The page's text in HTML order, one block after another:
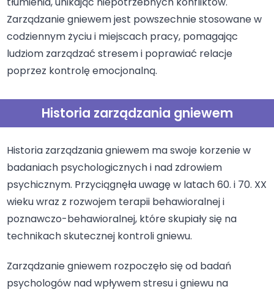
Zarządzanie gniewem jest powszechnie stosowane w
codziennym życiu i miejscach pracy, pomagając
ludziom zarządzać stresem i poprawiać relacje
poprzez kontrolę emocjonalną.
Historia zarządzania gniewem
Historia zarządzania gniewem ma swoje korzenie w
badaniach psychologicznych i nad zdrowiem
psychicznym. Przyciągnęła uwagę w latach 60. i 70. XX
wieku wraz z rozwojem terapii behawioralnej i
poznawczo-behawioralnej, które skupiały się na
technikach skutecznej kontroli gniewu.
Zarządzanie gniewem rozpoczęło się od badań
psychologów nad wpływem stresu i gniewu na